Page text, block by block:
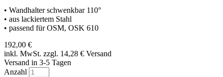
• Wandhalter schwenkbar 110°
• aus lackiertem Stahl
• passend für OSM, OSK 610
192,00 €
inkl. MwSt. zzgl. 14,28 € Versand
Versand in 3-5 Tagen
Anzahl